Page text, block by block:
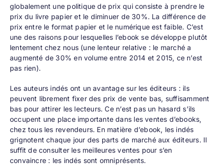
globalement une politique de prix qui consiste à prendre le
prix du livre papier et le diminuer de 30%. La différence de
prix entre le format papier et le numérique est faible. C’est
une des raisons pour lesquelles l’ebook se développe plutôt
lentement chez nous (une lenteur relative : le marché a
augmenté de 30% en volume entre 2014 et 2015, ce n’est
pas rien).
Les auteurs indés ont un avantage sur les éditeurs : ils
peuvent librement fixer des prix de vente bas, suffisamment
bas pour attirer les lecteurs. Ce n’est pas un hasard s’ils
occupent une place importante dans les ventes d’ebooks,
chez tous les revendeurs. En matière d’ebook, les indés
grignotent chaque jour des parts de marché aux éditeurs. Il
suffit de consulter les meilleures ventes pour s’en
convaincre : les indés sont omniprésents.